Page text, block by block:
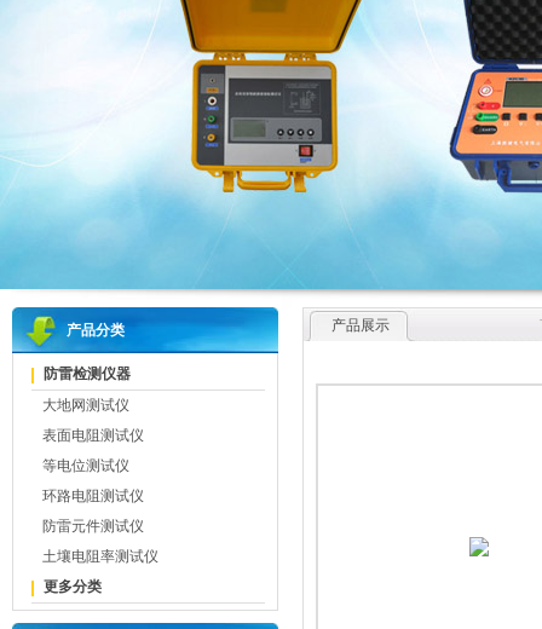
产品分类
防雷检测仪器
大地网测试仪
表面电阻测试仪
等电位测试仪
环路电阻测试仪
防雷元件测试仪
土壤电阻率测试仪
更多分类
产品展示